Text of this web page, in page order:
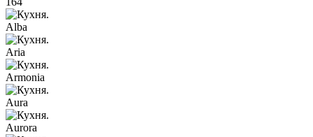
Alba
Aria
Armonia
Aura
Aurora